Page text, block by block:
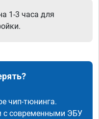
1-3 часа для
чип-тюнинга.
с современными ЭБУ